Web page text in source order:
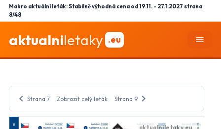
Makro aktuální leták: Stabilně výhodná cena od 19.11. - 27.1.2027 strana
8/48
aktualniletaky .eu menu
chevron_left Strana 7 Zobrazit celý leták Strana 9chevron_right